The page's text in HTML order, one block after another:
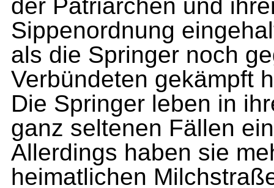
der Patriarchen und
Sippenordnung
als die Sprin­ger noch
Verbündeten gekämpft
Die Springer leben in
ganz seltenen Fällen
Allerdings haben sie
heimatlichen